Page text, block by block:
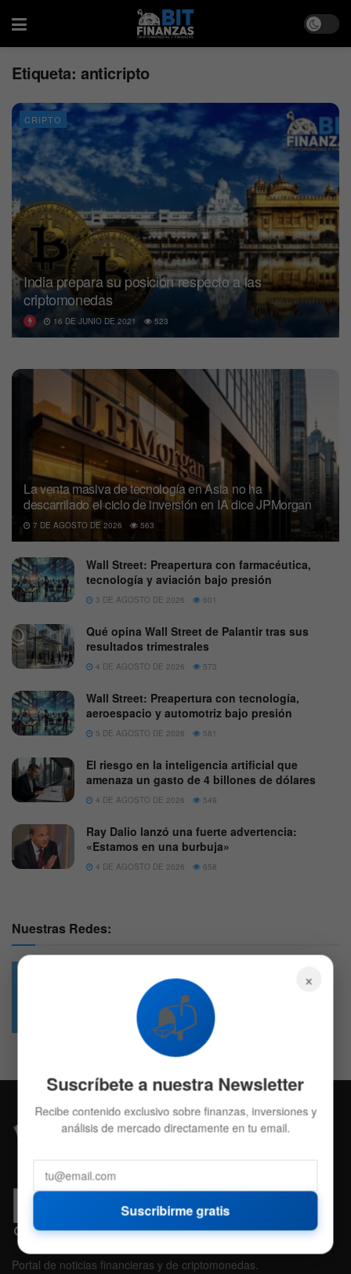
Etiqueta: anticripto
CRIPTO
India prepara su posición respecto a las
criptomonedas
16 DE JUNIO DE 2021 523
La venta masiva de tecnología en Asia no ha
descarrilado el ciclo de inversión en IA dice JPMorgan
7 DE AGOSTO DE 2026 563
Wall Street: Preapertura con farmacéutica,
tecnología y aviación bajo presión
3 DE AGOSTO DE 2026 601
Qué opina Wall Street de Palantir tras sus
resultados trimestrales
4 DE AGOSTO DE 2026 573
Wall Street: Preapertura con tecnología,
aeroespacio y automotriz bajo presión
5 DE AGOSTO DE 2026 581
El riesgo en la inteligencia artificial que
amenaza un gasto de 4 billones de dólares
4 DE AGOSTO DE 2026 549
Ray Dalio lanzó una fuerte advertencia:
«Estamos en una burbuja»
4 DE AGOSTO DE 2026 658
Nuestras Redes:
4.7k
Followers
Portal de noticias financieras y de criptomonedas.
×
📬
Suscríbete a nuestra Newsletter
Recibe contenido exclusivo sobre finanzas, inversiones y
análisis de mercado directamente en tu email.
Suscribirme gratis